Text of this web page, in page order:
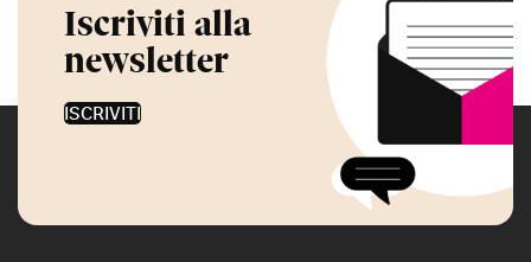
Iscriviti alla
newsletter
ISCRIVITI